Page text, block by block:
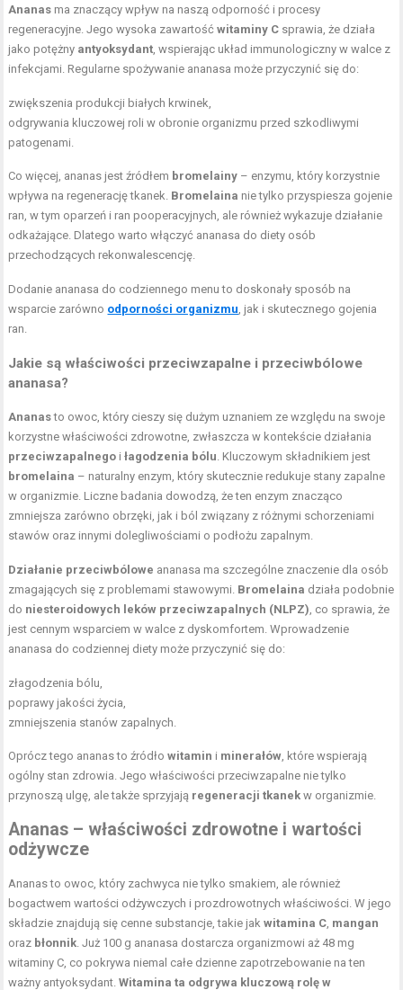
Ananas ma znaczący wpływ na naszą odporność i procesy
regeneracyjne. Jego wysoka zawartośćwitaminy C sprawia, że działa
jako potężny antyoksydant , wspierając układ immunologiczny w walce z
infekcjami. Regularne spożywanie ananasa może przyczynić się do:
zwiększenia produkcji białych krwinek,
odgrywania kluczowej roli w obronie organizmu przed szkodliwymi
patogenami.
Co więcej, ananas jest źródłem bromelainy – enzymu, który korzystnie
wpływa na regenerację tkanek. Bromelaina nie tylko przyspiesza gojenie
ran, w tym oparzeń i ran pooperacyjnych, ale również wykazuje działanie
odkażające. Dlatego warto włączyć ananasa do diety osób
przechodzących rekonwalescencję.
Dodanie ananasa do codziennego menu to doskonały sposób na
wsparcie zarówno odporności organizmu , jak i skutecznego gojenia
ran.
Jakie są właściwości przeciwzapalne i przeciwbólowe
ananasa?
Ananasto owoc, który cieszy się dużym uznaniem ze względu na swoje
korzystne właściwości zdrowotne, zwłaszcza w kontekście działania
przeciwzapalnego iłagodzenia bólu . Kluczowym składnikiem jest
bromelaina – naturalny enzym, który skutecznie redukuje stany zapalne
w organizmie. Liczne badania dowodzą, że ten enzym znacząco
zmniejsza zarówno obrzęki, jak i ból związany z różnymi schorzeniami
stawów oraz innymi dolegliwościami o podłożu zapalnym.
Działanie przeciwbólowe ananasa ma szczególne znaczenie dla osób
zmagających się z problemami stawowymi. Bromelaina działa podobnie
do niesteroidowych leków przeciwzapalnych (NLPZ) , co sprawia, że
jest cennym wsparciem w walce z dyskomfortem. Wprowadzenie
ananasa do codziennej diety może przyczynić się do:
złagodzenia bólu,
poprawy jakości życia,
zmniejszenia stanów zapalnych.
Oprócz tego ananas to źródłowitamin i minerałów , które wspierają
ogólny stan zdrowia. Jego właściwości przeciwzapalne nie tylko
przynoszą ulgę, ale także sprzyjają regeneracji tkanek w organizmie.
Ananas – właściwości zdrowotne i wartości
odżywcze
Ananas to owoc, który zachwyca nie tylko smakiem, ale również
bogactwem wartości odżywczych i prozdrowotnych właściwości. W jego
składzie znajdują się cenne substancje, takie jakwitamina C mangan
oraz błonnik . Już 100 g ananasa dostarcza organizmowi aż 48 mg
witaminy C, co pokrywa niemal całe dzienne zapotrzebowanie na ten
ważny antyoksydant.Witamina ta odgrywa kluczową rolę w